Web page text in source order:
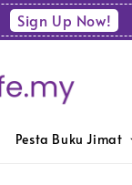
Sign Up Now!
Pesta Buku Jimat